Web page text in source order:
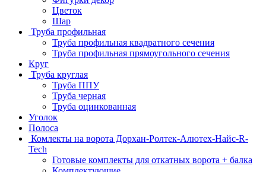
Цветок
Шар
Труба профильная
Труба профильная квадратного сечения
Труба профильная прямоугольного сечения
Круг
Труба круглая
Труба ППУ
Труба черная
Труба оцинкованная
Уголок
Полоса
Комлекты на ворота Дорхан-Ролтек-Алютех-Найс-R-
Tech
Готовые комплекты для откатных ворота + балка